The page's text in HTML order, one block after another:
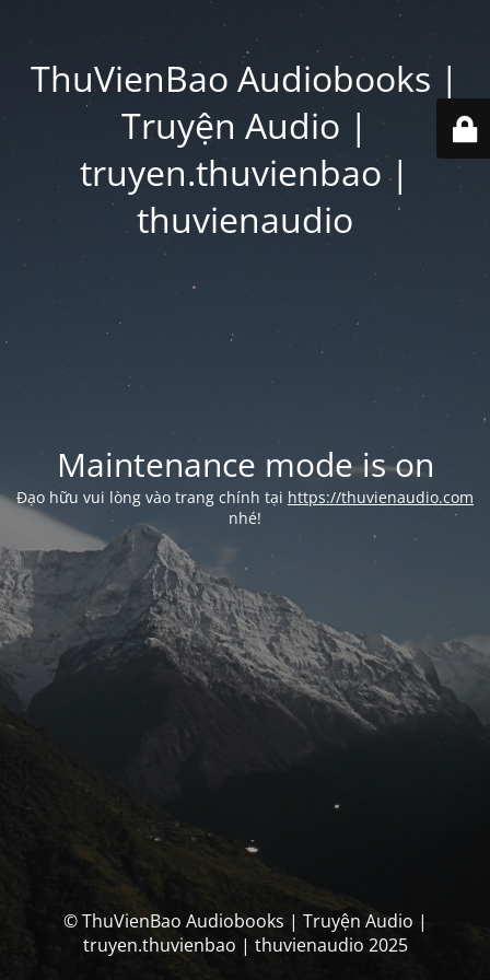
ThuVienBao Audiobooks |
Truyện Audio |
truyen.thuvienbao |
thuvienaudio
Maintenance mode is on
Đạo hữu vui lòng vào trang chính tại https://thuvienaudio.com
nhé!
© ThuVienBao Audiobooks | Truyện Audio |
truyen.thuvienbao | thuvienaudio 2025